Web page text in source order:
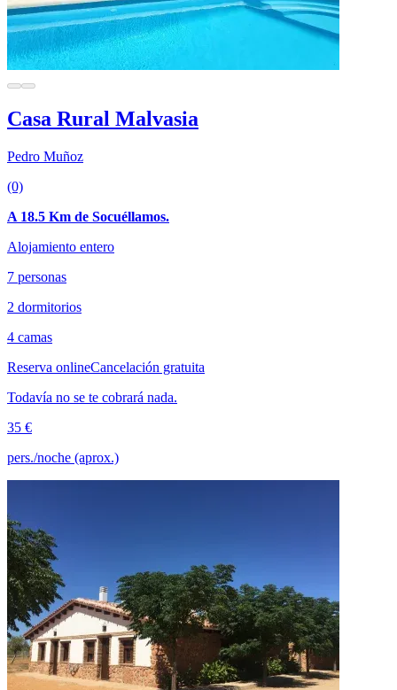
Casa Rural Malvasia
Pedro Muñoz
(0)
A 18.5 Km de Socuéllamos.
Alojamiento entero
7 personas
2 dormitorios
4 camas
Reserva onlineCancelación gratuita
Todavía no se te cobrará nada.
35 €
pers./noche (aprox.)